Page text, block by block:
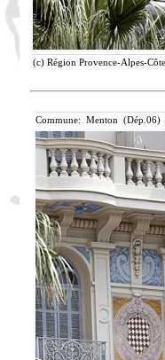
(c) Région Provence-Alpes-
Commune: Menton (Dép.06)